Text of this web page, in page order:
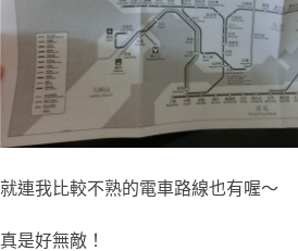
就連我比較不熟的電車路線也有喔～
真是好無敵！